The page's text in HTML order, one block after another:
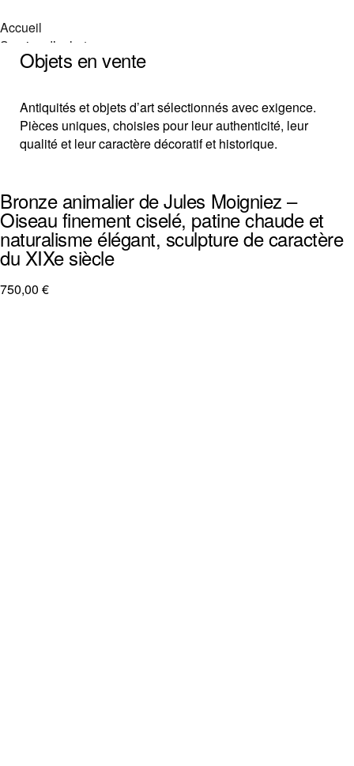
Accueil
Service d’achat
Vendre vos objets
Objets en vente
Zone d’intervention
Service de débarras
À propos
Accueil
Service d’achat
Vendre vos objets
Objets recherchés
Objets en vente
Zone d’intervention
Service de débarras
Objets en vente
Antiquités et objets d’art sélectionnés avec exigence.
Pièces uniques, choisies pour leur authenticité, leur
qualité et leur caractère décoratif et historique.
Bronze animalier de Jules Moigniez –
Oiseau finement ciselé, patine chaude et
naturalisme élégant, sculpture de caractère
du XIXe siècle
750,00 €